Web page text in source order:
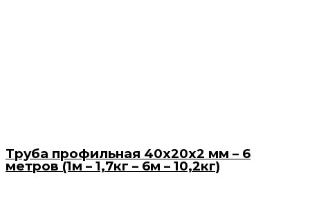
Труба профильная 40х20х2 мм – 6
метров (1м – 1,7кг – 6м – 10,2кг)